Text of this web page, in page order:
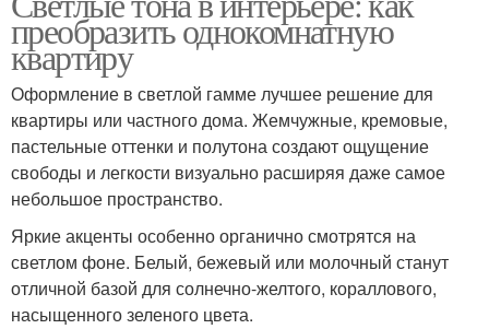
преобразить однокомнатную
квартиру
Оформление в светлой гамме лучшее решение для
квартиры или частного дома. Жемчужные, кремовые,
пастельные оттенки и полутона создают ощущение
свободы и легкости визуально расширяя даже самое
небольшое пространство.
Яркие акценты особенно органично смотрятся на
светлом фоне. Белый, бежевый или молочный станут
отличной базой для солнечно-желтого, кораллового,
насыщенного зеленого цвета.